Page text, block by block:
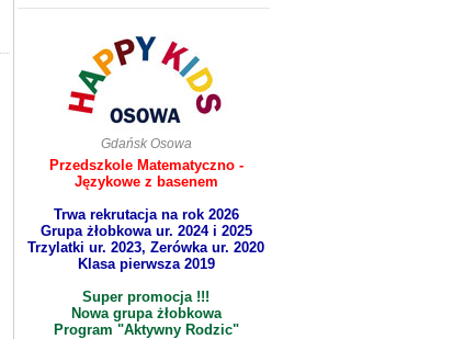
Gdańsk Osowa
Przedszkole Matematyczno -
Językowe z basenem
Trwa rekrutacja na rok 2026
Grupa żłobkowa ur. 2024 i 2025
Trzylatki ur. 2023, Zerówka ur. 2020
Klasa pierwsza 2019
Super promocja !!!
Nowa grupa żłobkowa
Program "Aktywny Rodzic"